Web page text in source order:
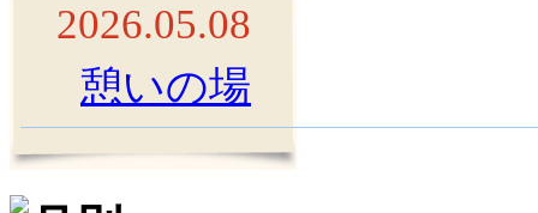
2026.05.08
憩いの場